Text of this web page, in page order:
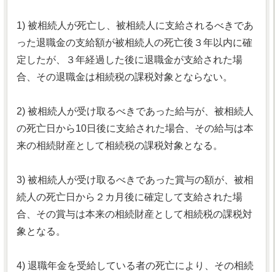
1) 被相続人が死亡し、被相続人に支給されるべきであ
った退職金の支給額が被相続人の死亡後３年以内に確
定したが、３年経過した後に退職金が支給された場
合、その退職金は相続税の課税対象とならない。
2) 被相続人が受け取るべきであった給与が、被相続人
の死亡日から10日後に支給された場合、その給与は本
来の相続財産として相続税の課税対象となる。
3) 被相続人が受け取るべきであった賞与の額が、被相
続人の死亡日から２カ月後に確定して支給された場
合、その賞与は本来の相続財産として相続税の課税対
象となる。
4) 退職年金を受給している者の死亡により、その相続